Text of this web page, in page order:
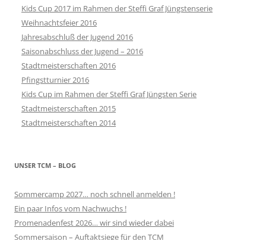
Kids Cup 2017 im Rahmen der Steffi Graf Jüngstenserie
Weihnachtsfeier 2016
Jahresabschluß der Jugend 2016
Saisonabschluss der Jugend – 2016
Stadtmeisterschaften 2016
Pfingstturnier 2016
Kids Cup im Rahmen der Steffi Graf Jüngsten Serie
Stadtmeisterschaften 2015
Stadtmeisterschaften 2014
UNSER TCM – BLOG
Sommercamp 2027… noch schnell anmelden !
Ein paar Infos vom Nachwuchs !
Promenadenfest 2026… wir sind wieder dabei
Sommersaison – Auftaktsiege für den TCM